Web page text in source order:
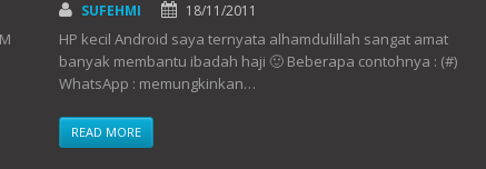
SUFEHMI 18/11/2011
HP kecil Android saya ternyata alhamdulillah sangat amat
banyak membantu ibadah haji 🙂 Beberapa contohnya : (#)
WhatsApp : memungkinkan…
READ MORE